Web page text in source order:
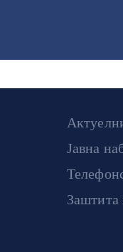
Јавна
Заштита